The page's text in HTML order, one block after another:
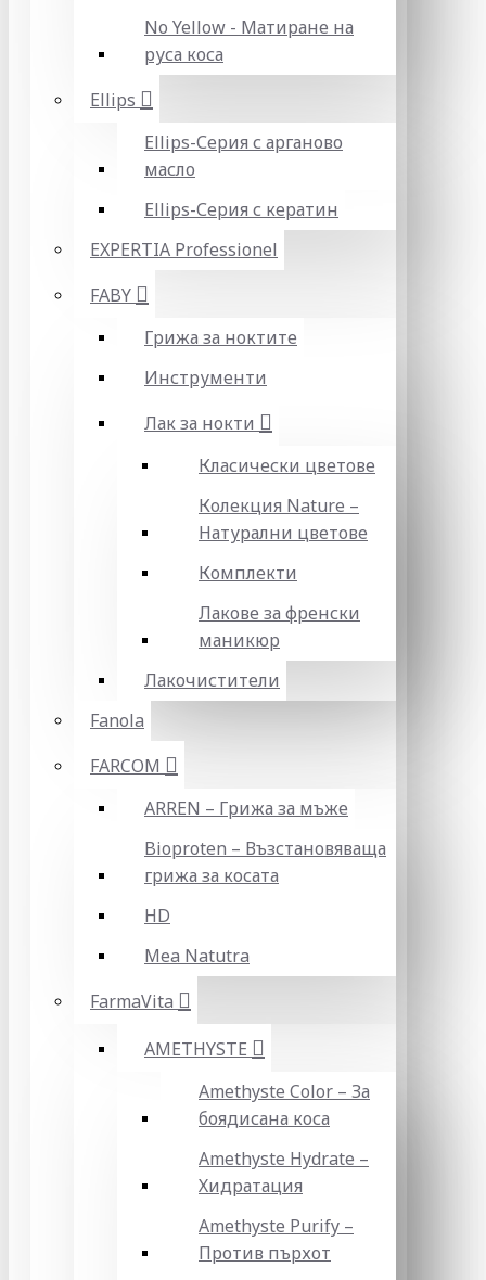
No Yellow - Матиране на
руса коса
Ellips
Ellips-Серия с арганово
масло
Ellips-Серия с кератин
EXPERTIA Professionel
FABY
Грижа за ноктите
Инструменти
Лак за нокти
Класически цветове
Колекция Nature –
Натурални цветове
Комплекти
Лакове за френски
маникюр
Лакочистители
Fanola
FARCOM
ARREN – Грижа за мъже
Bioproten – Възстановяваща
грижа за косата
HD
Mea Natutra
FarmaVita
AMETHYSTE
Amethyste Color – За
боядисана коса
Amethyste Hydrate –
Хидратация
Amethyste Purify –
Против пърхот